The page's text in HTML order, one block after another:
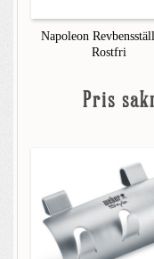
Napoleon
Rostfri
Pris